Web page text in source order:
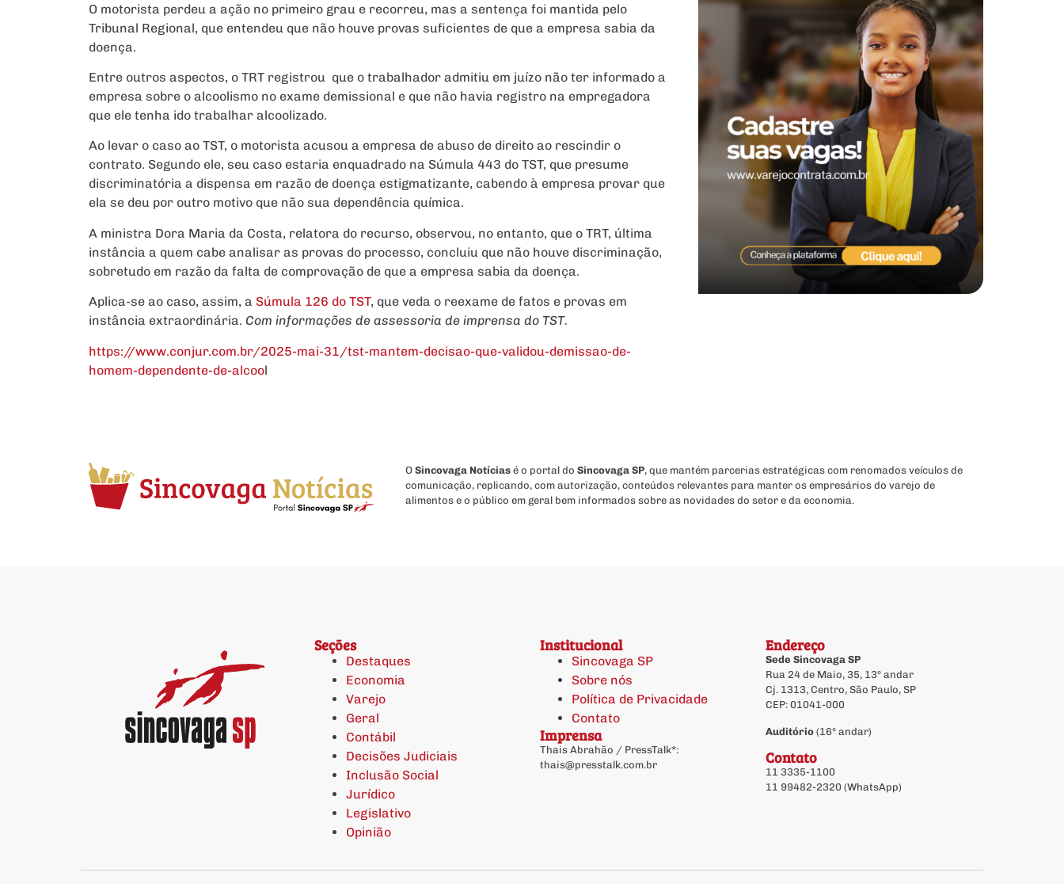
O motorista perdeu a ação no primeiro grau e recorreu, mas a sentença foi mantida pelo
Tribunal Regional, que entendeu que não houve provas suficientes de que a empresa sabia da
doença.
Entre outros aspectos, o TRT registrou que o trabalhador admitiu em juízo não ter informado a
empresa sobre o alcoolismo no exame demissional e que não havia registro na empregadora
que ele tenha ido trabalhar alcoolizado.
Ao levar o caso ao TST, o motorista acusou a empresa de abuso de direito ao rescindir o
contrato. Segundo ele, seu caso estaria enquadrado na Súmula 443 do TST, que presume
discriminatória a dispensa em razão de doença estigmatizante, cabendo à empresa provar que
ela se deu por outro motivo que não sua dependência química.
A ministra Dora Maria da Costa, relatora do recurso, observou, no entanto, que o TRT, última
instância a quem cabe analisar as provas do processo, concluiu que não houve discriminação,
sobretudo em razão da falta de comprovação de que a empresa sabia da doença.
Aplica-se ao caso, assim, a Súmula 126 do TST, que veda o reexame de fatos e provas em
instância extraordinária. Com informações de assessoria de imprensa do TST.
https://www.conjur.com.br/2025-mai-31/tst-mantem-decisao-que-validou-demissao-de-
homem-dependente-de-alcool
O Sincovaga Notíciasé o portal do Sincovaga SP, que mantém parcerias estratégicas com renomados veículos de
comunicação, replicando, com autorização, conteúdos relevantes para manter os empresários do varejo de
alimentos e o público em geral bem informados sobre as novidades do setor e da economia.
Seções
Destaques
Economia
Varejo
Geral
Contábil
Decisões Judiciais
Inclusão Social
Jurídico
Legislativo
Opinião
Institucional
Sincovaga SP
Sobre nós
Política de Privacidade
Contato
Imprensa
Thais Abrahão / PressTalk*:
thais@presstalk.com.br
Endereço
Sede Sincovaga SP
Rua 24 de Maio, 35, 13º andar
Cj. 1313, Centro, São Paulo, SP
CEP: 01041-000
Auditório (16º andar)
Contato
11 3335-1100
11 99482-2320 (WhatsApp)